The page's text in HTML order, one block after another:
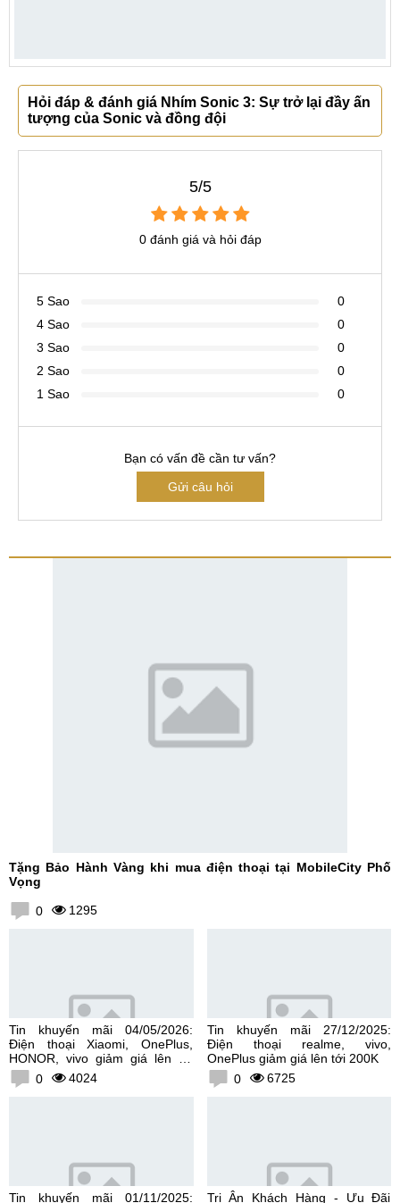
Hỏi đáp & đánh giá Nhím Sonic 3: Sự trở lại đầy ấn
tượng của Sonic và đồng đội
5/5
0 đánh giá và hỏi đáp
5 Sao
0
4 Sao
0
3 Sao
0
2 Sao
0
1 Sao
0
Bạn có vấn đề cần tư vấn?
Gửi câu hỏi
Tặng Bảo Hành Vàng khi mua điện thoại tại MobileCity Phố
Vọng
0 1295
Tin khuyến mãi 04/05/2026:
Điện thoại Xiaomi, OnePlus,
HONOR, vivo giảm giá lên tới
300K0 4024
Tin khuyến mãi 27/12/2025:
Điện thoại realme, vivo,
OnePlus giảm giá lên tới 200K
0
6725
Tin khuyến mãi 01/11/2025:
Tri Ân Khách Hàng - Ưu Đãi